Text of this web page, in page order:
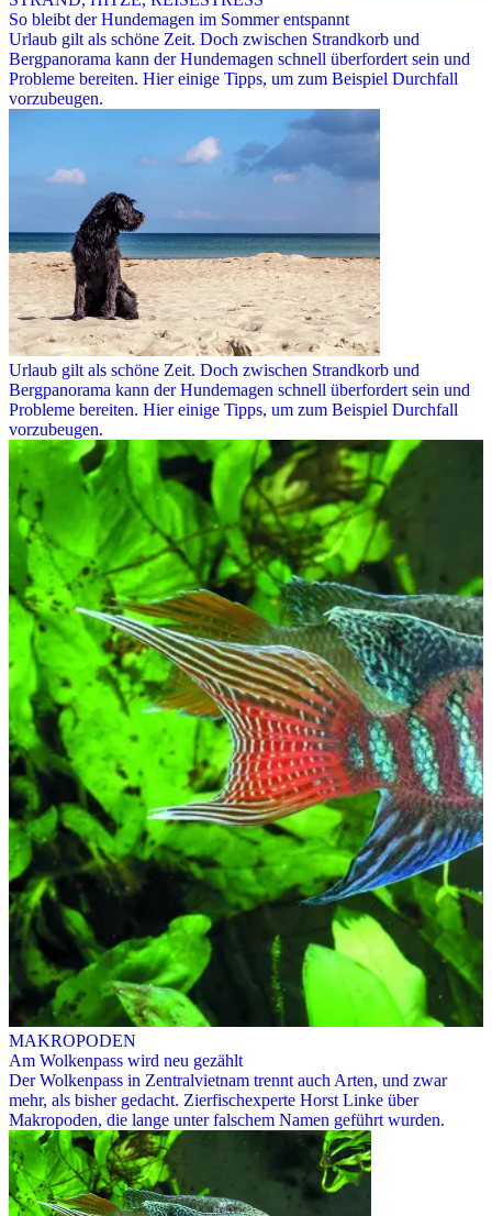
So bleibt der Hundemagen im Sommer entspannt
Urlaub gilt als schöne Zeit. Doch zwischen Strandkorb und
Bergpanorama kann der Hundemagen schnell überfordert sein und
Probleme bereiten. Hier einige Tipps, um zum Beispiel Durchfall
vorzubeugen.
Urlaub gilt als schöne Zeit. Doch zwischen Strandkorb und
Bergpanorama kann der Hundemagen schnell überfordert sein und
Probleme bereiten. Hier einige Tipps, um zum Beispiel Durchfall
vorzubeugen.
MAKROPODEN
Am Wolkenpass wird neu gezählt
Der Wolkenpass in Zentralvietnam trennt auch Arten, und zwar
mehr, als bisher gedacht. Zierfischexperte Horst Linke über
Makropoden, die lange unter falschem Namen geführt wurden.